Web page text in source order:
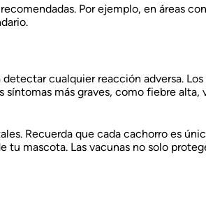
Por ejemplo, en áreas
detectar cualquier reacción adversa.
más graves, como fiebre
Recuerda que cada cachorro es
mascota. Las vacunas no solo